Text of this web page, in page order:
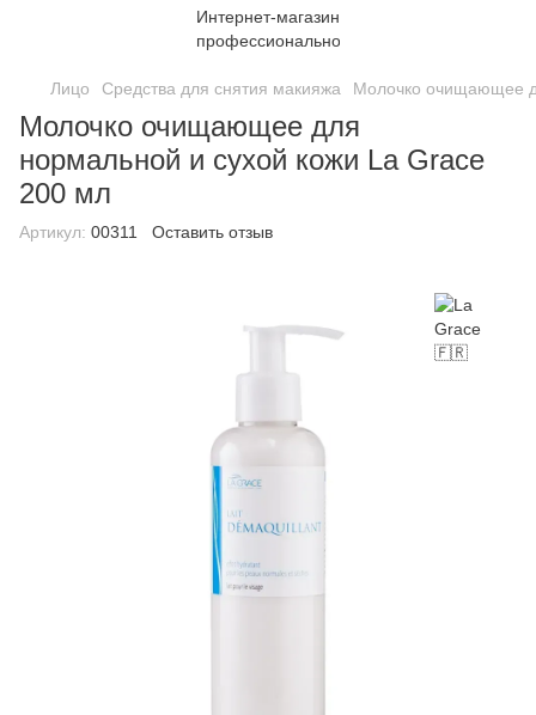
Лицо Средства для снятия макияжа Молочко очищающее
Молочко очищающее для
нормальной и сухой кожи La Grace
200 мл
Артикул: 00311 Оставить отзыв